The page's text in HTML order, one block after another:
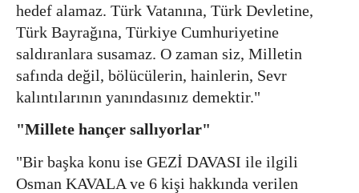
hedef alamaz. Türk Vatanına, Türk Devletine,
Türk Bayrağına, Türkiye Cumhuriyetine
saldıranlara susamaz. O zaman siz, Milletin
safında değil, bölücülerin, hainlerin, Sevr
kalıntılarının yanındasınız demektir."
"Millete hançer sallıyorlar"
"Bir başka konu ise GEZİ DAVASI ile ilgili
Osman KAVALA ve 6 kişi hakkında verilen